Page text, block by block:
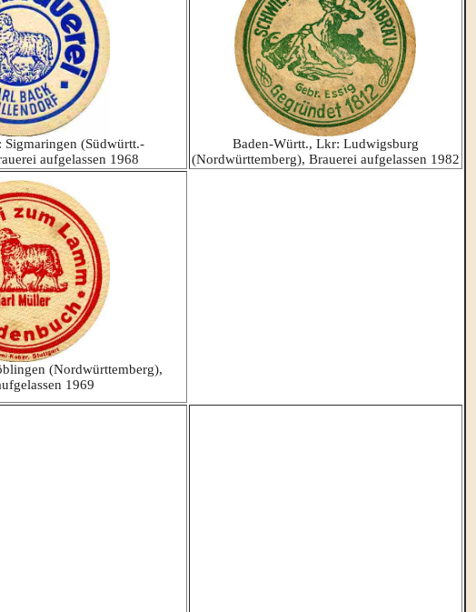
(Südwürtt.-
aufgelassen 1968
Baden-Württ., Lkr: Ludwigsburg
(Nordwürttemberg), Brauerei aufgelassen 1982
(Nordwürttemberg),
1969